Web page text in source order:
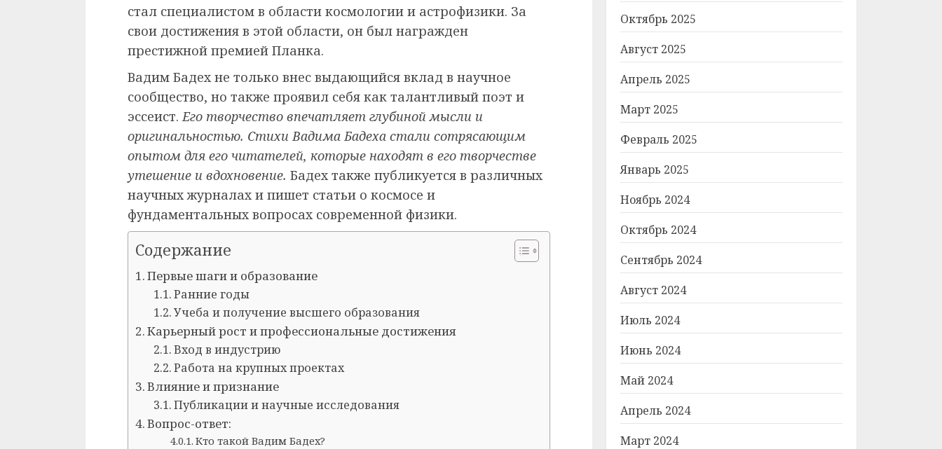
стал специалистом в области космологии и астрофизики. За
свои достижения в этой области, он был награжден
престижной премией Планка.
Вадим Бадех не только внес выдающийся вклад в научное
сообщество, но также проявил себя как талантливый поэт и
эссеист.Его творчество впечатляет глубиной мысли и
оригинальностью. Стихи Вадима Бадеха стали сотрясающим
опытом для его читателей, которые находят в его творчестве
утешение и вдохновение. Бадех также публикуется в различных
научных журналах и пишет статьи о космосе и
фундаментальных вопросах современной физики.
Содержание
Первые шаги и образование
Ранние годы
Учеба и получение высшего образования
Карьерный рост и профессиональные достижения
Вход в индустрию
Работа на крупных проектах
Влияние и признание
Публикации и научные исследования
Вопрос-ответ:
Кто такой Вадим Бадех?
Октябрь 2025
Август 2025
Апрель 2025
Март 2025
Февраль 2025
Январь 2025
Ноябрь 2024
Октябрь 2024
Сентябрь 2024
Август 2024
Июль 2024
Июнь 2024
Май 2024
Апрель 2024
Март 2024